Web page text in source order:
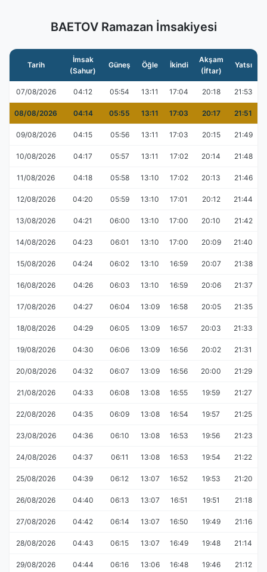
BAETOV Ramazan İmsakiyesi
Tarih
İmsak
(Sahur)
Güneş Öğle İkindi
Akşam
(İftar)
Yatsı
07/08/2026 04:12 05:54 13:11 17:04 20:18 21:53
08/08/2026 04:14 05:55 13:11 17:03 20:17 21:51
09/08/2026 04:15 05:56 13:11 17:03 20:15 21:49
10/08/2026 04:17 05:57 13:11 17:02 20:14 21:48
11/08/2026 04:18 05:58 13:10 17:02 20:13 21:46
12/08/2026 04:20 05:59 13:10 17:01 20:12 21:44
13/08/2026 04:21 06:00 13:10 17:00 20:10 21:42
14/08/2026 04:23 06:01 13:10 17:00 20:09 21:40
15/08/2026 04:24 06:02 13:10 16:59 20:07 21:38
16/08/2026 04:26 06:03 13:10 16:59 20:06 21:37
17/08/2026 04:27 06:04 13:09 16:58 20:05 21:35
18/08/2026 04:29 06:05 13:09 16:57 20:03 21:33
19/08/2026 04:30 06:06 13:09 16:56 20:02 21:31
20/08/2026 04:32 06:07 13:09 16:56 20:00 21:29
21/08/2026 04:33 06:08 13:08 16:55 19:59 21:27
22/08/2026 04:35 06:09 13:08 16:54 19:57 21:25
23/08/2026 04:36 06:10 13:08 16:53 19:56 21:23
24/08/2026 04:37 06:11 13:08 16:53 19:54 21:22
25/08/2026 04:39 06:12 13:07 16:52 19:53 21:20
26/08/2026 04:40 06:13 13:07 16:51 19:51 21:18
27/08/2026 04:42 06:14 13:07 16:50 19:49 21:16
28/08/2026 04:43 06:15 13:07 16:49 19:48 21:14
29/08/2026 04:44 06:16 13:06 16:48 19:46 21:12